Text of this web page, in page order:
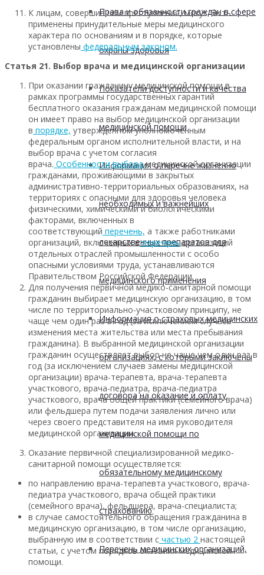
Права и обязанности граждан в сфере
охраны здоровья
Показатели доступности и качества
медицинской помощи
Информация о перечне жизненно
необходимых и важнейших
лекарственных препаратов для
медицинского применения
Информация о страховых медицинских
организациях, с которыми заключены
договора на оказание и оплату
медицинской помощи по
обязательному медицинскому
страхованию
Перечень медицинских организаций,
К лицам, совершившим преступления, могут быть
применены принудительные меры медицинского
характера по основаниям и в порядке, которые
установлены федеральным законом.
Статья 21. Выбор врача и медицинской организации
При оказании гражданину медицинской помощи в
рамках программы государственных гарантий
бесплатного оказания гражданам медицинской помощи
он имеет право на выбор медицинской организации
в порядке, утвержденном уполномоченным
федеральным органом исполнительной власти, и на
выбор врача с учетом согласия
врача. Особенности выборамедицинской организации
гражданами, проживающими в закрытых
административно-территориальных образованиях, на
территориях с опасными для здоровья человека
физическими, химическими и биологическими
факторами, включенных в
соответствующий перечень, а также работниками
организаций, включенных впереченьорганизаций
отдельных отраслей промышленности с особо
опасными условиями труда, устанавливаются
Правительством Российской Федерации.
Для получения первичной медико-санитарной помощи
гражданин выбирает медицинскую организацию, в том
числе по территориально-участковому принципу, не
чаще чем один раз в год (за исключением случаев
изменения места жительства или места пребывания
гражданина). В выбранной медицинской организации
гражданин осуществляет выбор не чаще чем один раз в
год (за исключением случаев замены медицинской
организации) врача-терапевта, врача-терапевта
участкового, врача-педиатра, врача-педиатра
участкового, врача общей практики (семейного врача)
или фельдшера путем подачи заявления лично или
через своего представителя на имя руководителя
медицинской организации.
Оказание первичной специализированной медико-
санитарной помощи осуществляется:
по направлению врача-терапевта участкового, врача-
педиатра участкового, врача общей практики
(семейного врача), фельдшера, врача-специалиста;
в случае самостоятельного обращения гражданина в
медицинскую организацию, в том числе организацию,
выбранную им в соответствии с частью 2 настоящей
статьи, с учетом порядков оказания медицинской
помощи.